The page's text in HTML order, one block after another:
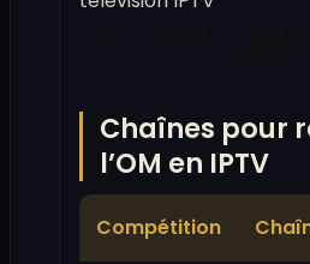
Chaînes pour
l’OM en IPTV
Compétition